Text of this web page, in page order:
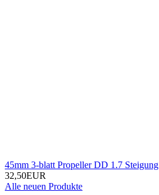
45mm 3-blatt Propeller DD 1.7 Steigung
32,50EUR
Alle neuen Produkte